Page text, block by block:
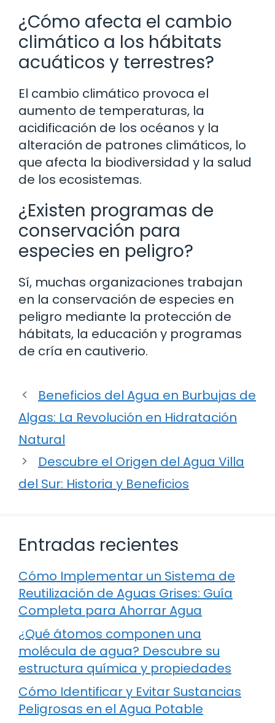
¿Cómo afecta el cambio
climático a los hábitats
acuáticos y terrestres?
El cambio climático provoca el
aumento de temperaturas, la
acidificación de los océanos y la
alteración de patrones climáticos, lo
que afecta la biodiversidad y la salud
de los ecosistemas.
¿Existen programas de
conservación para
especies en peligro?
Sí, muchas organizaciones trabajan
en la conservación de especies en
peligro mediante la protección de
hábitats, la educación y programas
de cría en cautiverio.
Beneficios del Agua en Burbujas de
Algas: La Revolución en Hidratación
Natural
Descubre el Origen del Agua Villa
del Sur: Historia y Beneficios
Entradas recientes
Cómo Implementar un Sistema de
Reutilización de Aguas Grises: Guía
Completa para Ahorrar Agua
¿Qué átomos componen una
molécula de agua? Descubre su
estructura química y propiedades
Cómo Identificar y Evitar Sustancias
Peligrosas en el Agua Potable